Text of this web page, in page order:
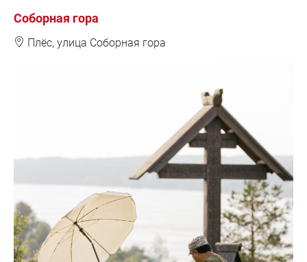
Соборная гора
❽ Плёс, улица Соборная гора